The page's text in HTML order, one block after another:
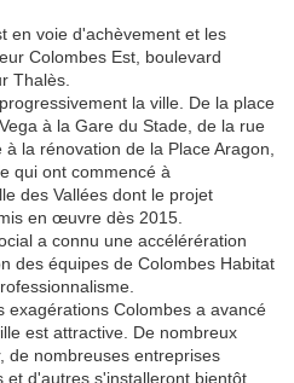
en voie d'achèvement et les
Colombes Est, boulevard
Thalès.
la ville. De la place
à la Gare du Stade, de la rue
la rénovation de la Place Aragon,
qui ont commencé à
des Vallées dont le projet
en œuvre dès 2015.
a connu une accélérération
des équipes de Colombes Habitat
exagérations Colombes a avancé
est attractive. De nombreux
de nombreuses entreprises
et d'autres s'installeront bientôt